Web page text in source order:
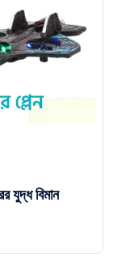
বিমান